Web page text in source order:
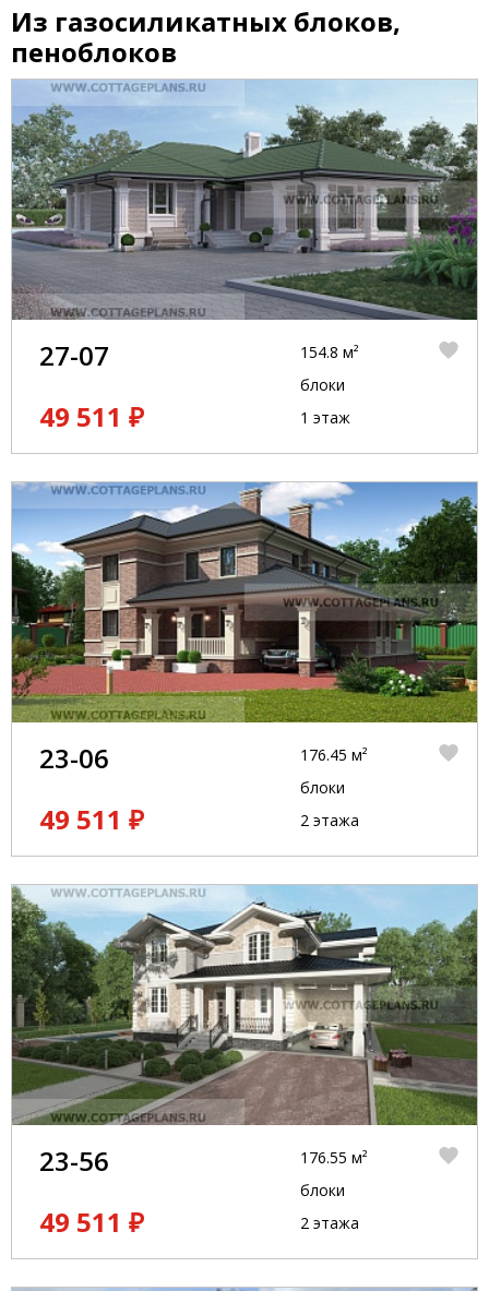
Из газосиликатных блоков,
пеноблоков
27-07
49 511 ₽
154.8 м²
блоки
1 этаж
23-06
49 511 ₽
176.45 м²
блоки
2 этажа
23-56
49 511 ₽
176.55 м²
блоки
2 этажа